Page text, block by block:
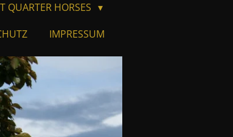
QUARTER HORSES
IMPRESSUM